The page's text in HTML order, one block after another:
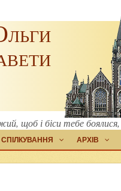
щоб і біси тебе
СПІЛКУВАННЯ АРХІВ